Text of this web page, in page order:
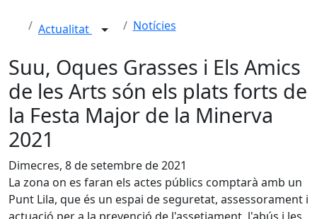
Actualitat Notícies
Suu, Oques Grasses i Els Amics
de les Arts són els plats forts de
la Festa Major de la Minerva
2021
Dimecres, 8 de setembre de 2021
La zona on es faran els actes públics comptarà amb un
Punt Lila, que és un espai de seguretat, assessorament i